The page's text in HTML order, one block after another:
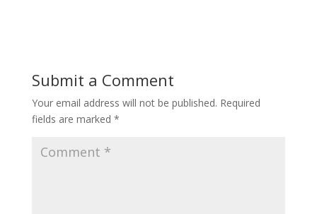
Submit a Comment
Your email address will not be published. Required
fields are marked *